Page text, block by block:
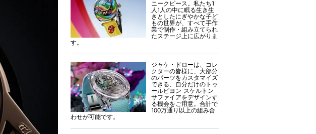
ニークピース。私たち1
人1人の中に眠る生き生
きとしたにぎやかな子ど
もの世界が、すべて手作
業で制作・組み立てられ
たステージ上に広がりま
す。
ジャケ・ドローは、コレ
クターの皆様に、大部分
のパーツをカスタマイズ
できる、自分だけのトゥ
ールビヨン スケルトン
サファイアをデザインす
る機会をご用意。合計で
100万通り以上の組み合
わせが可能です。